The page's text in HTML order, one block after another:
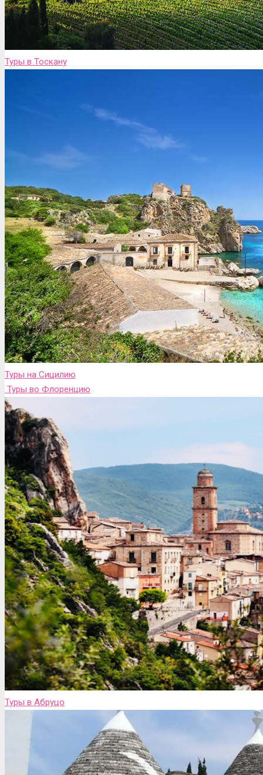
Туры в Тоскану
Туры на Сицилию
Туры во Флоренцию
Туры в Абруцо